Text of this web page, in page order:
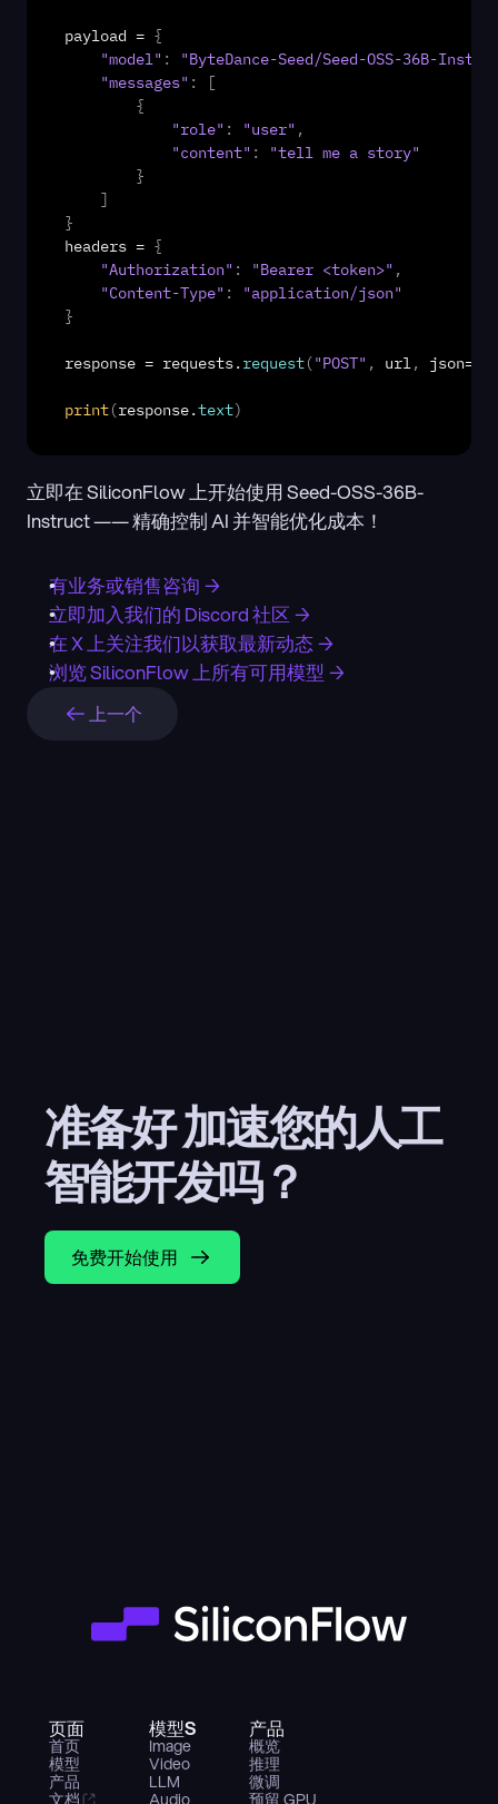
payload = {
"model" :
"ByteDance-Seed/Seed-OSS-36B-
"messages" :
[
{
"role" : "user" ,
"content" :
"tell me a story"
}
]
}
headers = {
"Authorization" : "Bearer <token>" ,
"Content-Type" :
"application/json"
}
response = requests.request("POST" , url, json=
print(response.text)
立即在 SiliconFlow 上开始使用 Seed-OSS-36B-
Instruct —— 精确控制 AI 并智能优化成本！
有业务或销售咨询 →
立即加入我们的 Discord 社区 →
在 X 上关注我们以获取最新动态 →
浏览 SiliconFlow 上所有可用模型 →
上一个
准备好 加速您的人工
智能开发吗？
免费开始使用
页面
首页
模型
产品
文档
模型S
Image
Video
LLM
Audio
产品
概览
推理
微调
预留 GPU